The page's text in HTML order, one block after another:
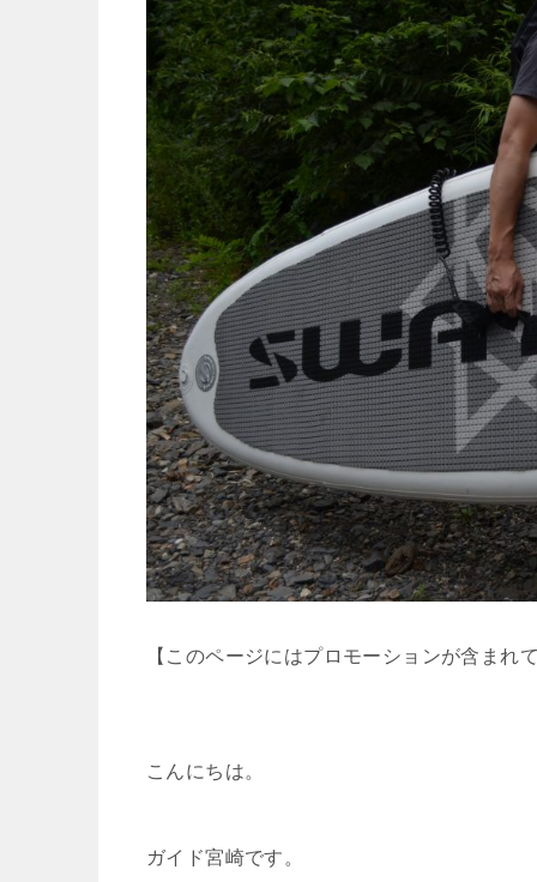
【このページにはプロモーションが含まれ
こんにちは。
ガイド宮崎です。